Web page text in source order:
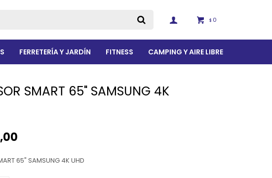
FERRETERÍA Y JARDÍN FITNESS CAMPING Y AIRE LIBRE
$ 0
SMART 65" SAMSUNG 4K
65" SAMSUNG 4K UHD